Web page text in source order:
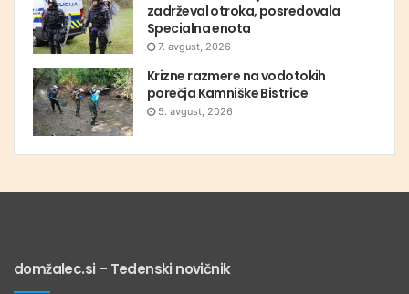
zadrževal otroka, posredovala
Specialna enota
7. avgust, 2026
Krizne razmere na vodotokih
porečja Kamniške Bistrice
5. avgust, 2026
domžalec.si – Tedenski novičnik